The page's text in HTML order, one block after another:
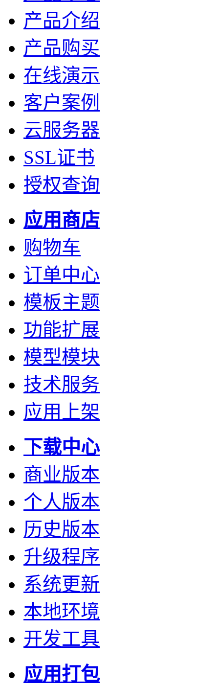
产品介绍
产品购买
在线演示
客户案例
云服务器
SSL证书
授权查询
应用商店
购物车
订单中心
模板主题
功能扩展
模型模块
技术服务
应用上架
下载中心
商业版本
个人版本
历史版本
升级程序
系统更新
本地环境
开发工具
应用打包